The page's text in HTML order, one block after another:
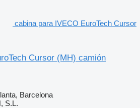
cabina para IVECO EuroTech Cursor
Cursor (MH) camión
Barcelona
S.L.